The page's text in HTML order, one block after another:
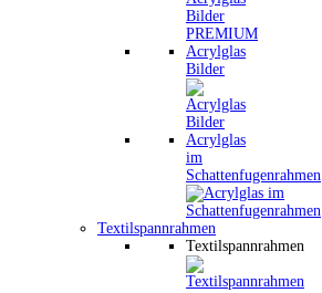
Acrylglas
Bilder
Acrylglas
im
Schattenfugenrahmen
Textilspannrahmen
Textilspannrahmen